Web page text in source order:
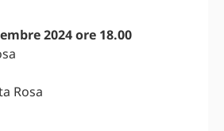
2024 ore 18.00
Rosa